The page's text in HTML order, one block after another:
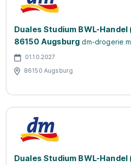
Duales Studium BWL-Handel
86150 Augsburg dm-drogerie
01.10.2027
86150 Augsburg
Duales Studium BWL-Handel